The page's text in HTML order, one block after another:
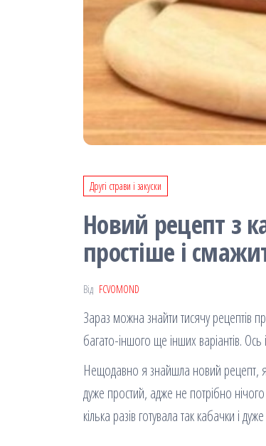
Другі страви і закуски
Новий рецепт з
простіше і
Від FCVOMOND
Зараз можна знайти тисячу рецептів
багато-іншого ще інших варіантів.
Нещодавно я знайшла новий рецепт,
дуже простий, адже не потрібно
кілька разів готувала так кабачки і